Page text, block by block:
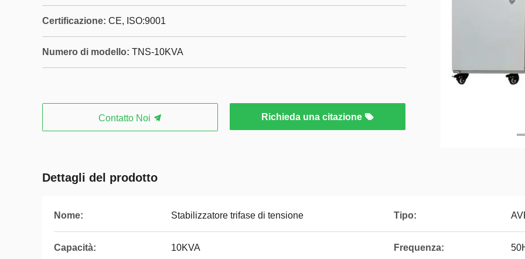
Certificazione: CE, ISO:9001
Numero di modello: TNS-10KVA
Contatto Noi Richieda una citazione
Dettagli del prodotto
Nome: Stabilizzatore trifase di tensione Tipo:
Capacità: 10KVA Frequenza: